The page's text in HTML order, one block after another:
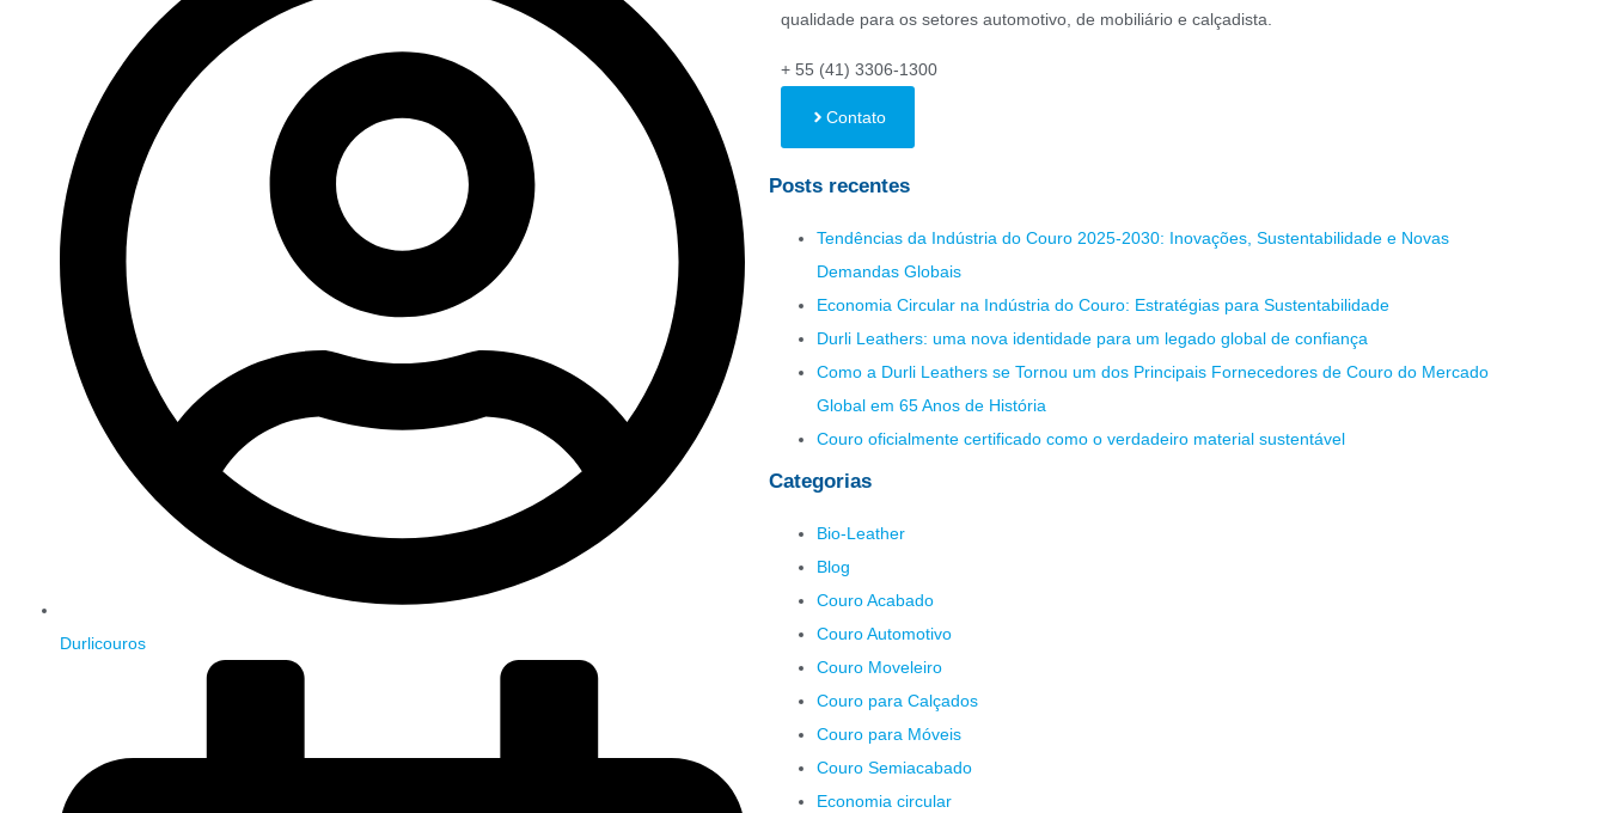
Durlicouros
qualidade para os setores automotivo, de mobiliário e calçadista.
+ 55 (41) 3306-1300
Contato
Posts recentes
Tendências da Indústria do Couro 2025-2030: Inovações, Sustentabilidade e Novas
Demandas Globais
Economia Circular na Indústria do Couro: Estratégias para Sustentabilidade
Durli Leathers: uma nova identidade para um legado global de confiança
Como a Durli Leathers se Tornou um dos Principais Fornecedores de Couro do Mercado
Global em 65 Anos de História
Couro oficialmente certificado como o verdadeiro material sustentável
Categorias
Bio-Leather
Blog
Couro Acabado
Couro Automotivo
Couro Moveleiro
Couro para Calçados
Couro para Móveis
Couro Semiacabado
Economia circular